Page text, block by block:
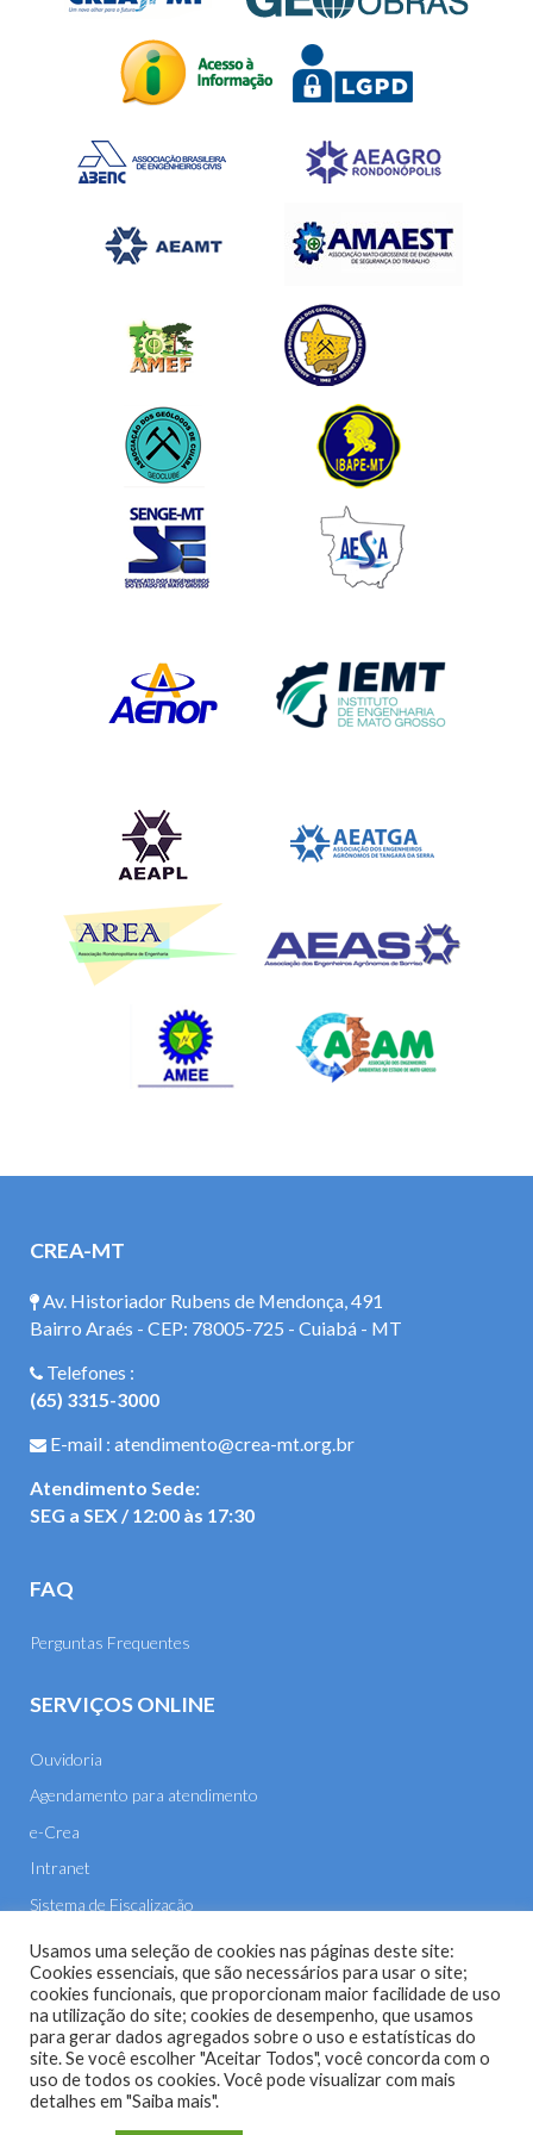
CREA-MT
Av. Historiador Rubens de Mendonça, 491
Bairro Araés - CEP: 78005-725 - Cuiabá - MT
Telefones :
(65) 3315-3000
E-mail : atendimento@crea-mt.org.br
Atendimento Sede:
SEG a SEX / 12:00 às 17:30
FAQ
Perguntas Frequentes
SERVIÇOS ONLINE
Ouvidoria
Agendamento para atendimento
e-Crea
Intranet
Sistema de Fiscalização
E-mail
Site do Conselho Regional de Engenharia e Agronomia de
Usamos uma seleção de cookies nas páginas deste site:
Cookies essenciais, que são necessários para usar o site;
cookies funcionais, que proporcionam maior facilidade de uso
na utilização do site; cookies de desempenho, que usamos
para gerar dados agregados sobre o uso e estatísticas do
site. Se você escolher "Aceitar Todos", você concorda com o
uso de todos os cookies. Você pode visualizar com mais
detalhes em "Saiba mais".